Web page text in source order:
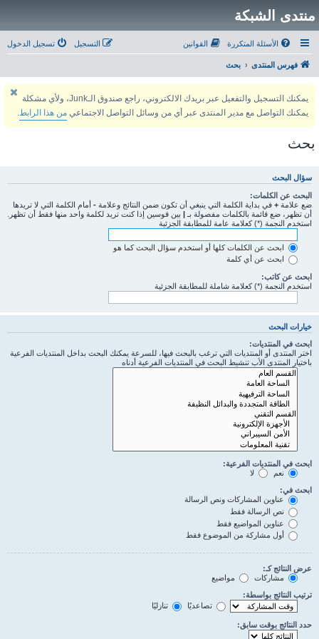
منتدى الشبكة
الأسئلة المتكررة القوانين تسجيل الدخول التسجيل
فهرس المنتدى بحث
يمكنك التسجيل والتفعيل عبر بريدك الالكتروني، راجع صندوق الـJunk، ولأي مشكلة
يمكنك التواصل مع مدير المنتدى عبر أي من وسائل التواصل الاجتماعي من هذا الرابط.
بحث
سؤال البحث
البحث عن الكلمات:
ضع علامة + في بداية الكلمة التي ينبغي أن تكون ضمن النتائج وعلامة - أمام الكلمة التي لا تريدها
أن تظهر، ضع قائمة بالكلمات مفصولة بـ | بين قوسين إذا كنت تريد لكلمة واحد منها فقط أن تظهر.
استخدم النجمة (*) كعلامة عامة للمطابقة الجزئية
ابحث عن الكلمات كلها أو استخدم سؤال البحث كما هو
ابحث عن أي كلمة
ابحث عن كاتب:
استخدم النجمة (*) كعلامة شاملة للمطابقة الجزئية
خيارات البحث
ابحث في المنتديات:
اختر المنتدى أو المنتديات التي ترغب بالبحث فيها، للسرعة يمكنك البحث بداخل المنتديات الفرعية
باختيار المنتدى الأب تنشيط البحث في المنتديات الفرعية أدناه
ابحث في المنتديات الفرعية:
نعم
لا
ابحث في:
عناوين المشاركات ونص الرسالة
نص الرسالة فقط
عناوين المواضيع فقط
أول مشاركة من الموضوع فقط
عرض النتائج كـ:
مشاركات
مواضيع
ترتيب النتائج بواسطة:
تصاعديًا
تنازليًا
حدد النتائج بوقت سابق: